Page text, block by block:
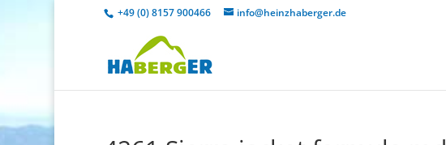
+49 (0) 8157 900466 info@heinzhaberger.de